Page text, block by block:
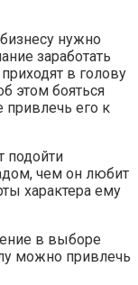
нужно
заработать
в голову
этом бояться
привлечь его к
подойти
чем он любит
характера ему
в выборе
можно привлечь